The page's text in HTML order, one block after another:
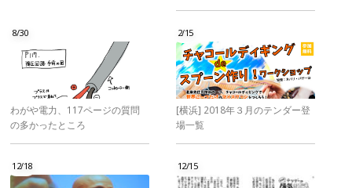
8/30
わがや電力、117ページの質問
の多かったところ
2/15
[横浜] 2018年３月のテンダー登
場一覧
12/18 12/15